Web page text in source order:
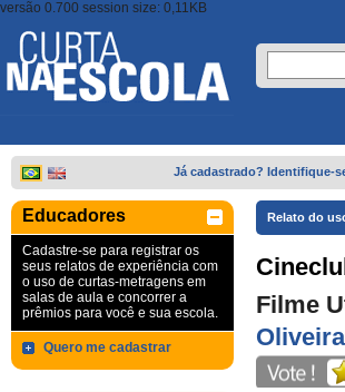
versão 0.700 session size: 0,11KB
Já cadastrado? Identifique-
Educadores
Cadastre-se para registrar os
seus relatos de experiência com
o uso de curtas-metragens em
salas de aula e concorrer a
prêmios para você e sua escola.
Quero me cadastrar
Relato do
Filme
Oliveira